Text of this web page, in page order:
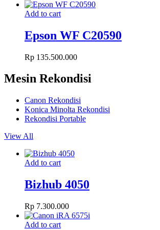
Add to cart
Epson WF C20590
Rp 135.500.000
Mesin Rekondisi
Canon Rekondisi
Konica Minolta Rekondisi
Rekondisi Portable
View All
Add to cart
Bizhub 4050
Rp 7.300.000
Add to cart